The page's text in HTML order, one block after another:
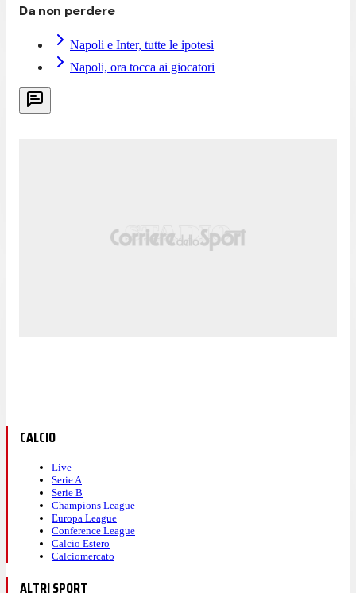
Da non perdere
Napoli e Inter, tutte le ipotesi
Napoli, ora tocca ai giocatori
CALCIO
Live
Serie A
Serie B
Champions League
Europa League
Conference League
Calcio Estero
Calciomercato
ALTRI SPORT